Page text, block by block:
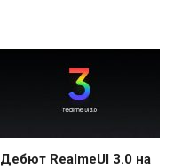
Дебют RealmeUI 3.0 на